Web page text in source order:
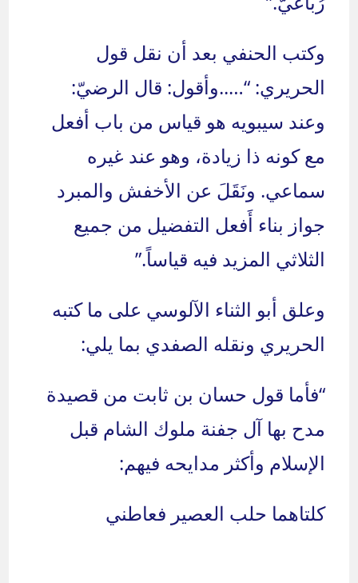
وكتب الحنفي بعد أن نقل قول
الحريري: “…..وأقول: قال الرضيّ:
وعند سيبويه هو قياس من باب أفعل
مع كونه ذا زيادة، وهو عند غيره
سماعي. ونَقَلَ عن الأخفش والمبرد
جواز بناء أَفعل التفضيل من جميع
الثلاثي المزيد فيه قياساً.”
وعلق أبو الثناء الآلوسي على ما كتبه
الحريري ونقله الصفدي بما يلي:
“فأما قول حسان بن ثابت من قصيدة
مدح بها آل جفنة ملوك الشام قبل
الإسلام وأكثر مدايحه فيهم:
كلتاهما حلب العصير فعاطني